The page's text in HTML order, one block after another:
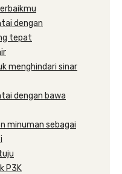
dengan
tepat
menghindari sinar
dengan bawa
minuman sebagai
P3K